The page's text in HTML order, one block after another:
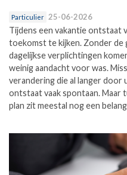
Particulier 25-06-2026
Tijdens een vakantie ontstaat
toekomst te kijken. Zonder de
dagelijkse verplichtingen
weinig aandacht voor was.
verandering die al langer door
ontstaat vaak spontaan. Maar
plan zit meestal nog een